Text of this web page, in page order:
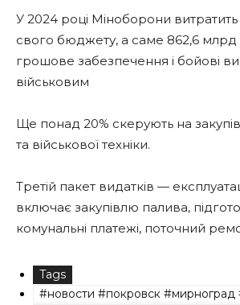
У 2024 році Міноборони
свого бюджету, а саме 862,6 млрд
грошове забезпечення і бойові
військовим
Ще понад 20% скерують на
та військової техніки.
Третій пакет видатків —
включає закупівлю палива,
комунальні платежі, поточний
Tags
#новости #покровск #мирноград